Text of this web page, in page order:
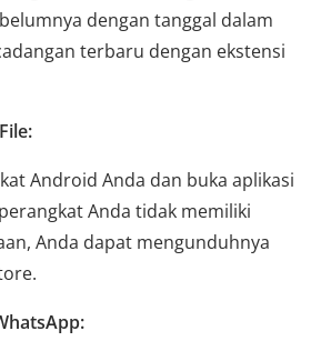
dengan tanggal dalam
terbaru dengan ekstensi
Android Anda dan buka aplikasi
Anda tidak memiliki
Anda dapat mengunduhnya